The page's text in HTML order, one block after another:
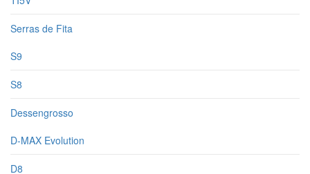
Serras de Fita
S9
S8
Dessengrosso
D-MAX Evolution
D8